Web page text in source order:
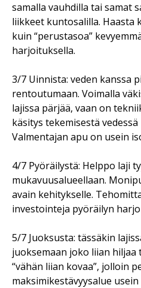
samalla vauhdilla tai samat
liikkeet kuntosalilla. Haasta
kuin “perustasoa”
harjoituksella.
3/7 Uinnista: veden kanssa
rentoutumaan. Voimalla
lajissa pärjää, vaan on
käsitys tekemisestä
Valmentajan apu on usein
4/7 Pyöräilystä: Helppo laji
mukavuusalueellaan.
avain kehitykselle.
investointeja pyöräilyn
5/7 Juoksusta: tässäkin
juoksemaan joko liian hiljaa
“vähän liian kovaa”, jolloin
maksimikestävyysalue